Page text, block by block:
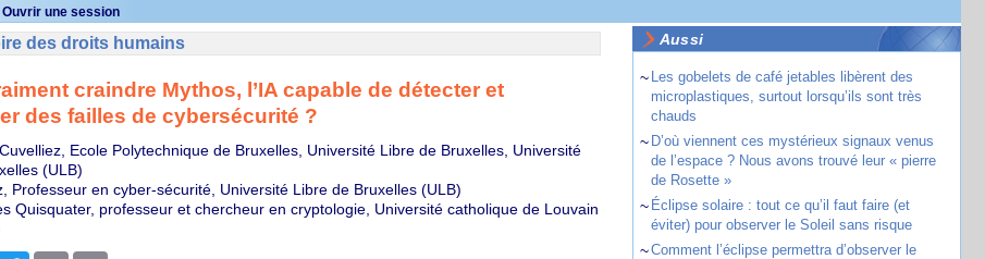
Ouvrir une session
des droits humains
craindre Mythos, l’IA capable de détecter et
des failles de cybersécurité ?
Ecole Polytechnique de Bruxelles, Université Libre de Bruxelles, Université
(ULB)
Professeur en cyber-sécurité, Université Libre de Bruxelles (ULB)
Quisquater, professeur et chercheur en cryptologie, Université catholique de Louvain
Aussi
~ Les gobelets de café jetables libèrent des
microplastiques, surtout lorsqu’ils sont très
chauds
~ D’où viennent ces mystérieux signaux venus
de l’espace ? Nous avons trouvé leur « pierre
de Rosette »
~ Éclipse solaire : tout ce qu’il faut faire (et
éviter) pour observer le Soleil sans risque
~Comment l’éclipse permettra d’observer le